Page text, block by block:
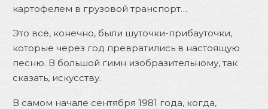
картофелем в грузовой транспорт…
Это всё, конечно, были шуточки-прибауточки,
которые через год превратились в настоящую
песню. В большой гимн изобразительному, так
сказать, искусству.
В самом начале сентября 1981 года, когда,